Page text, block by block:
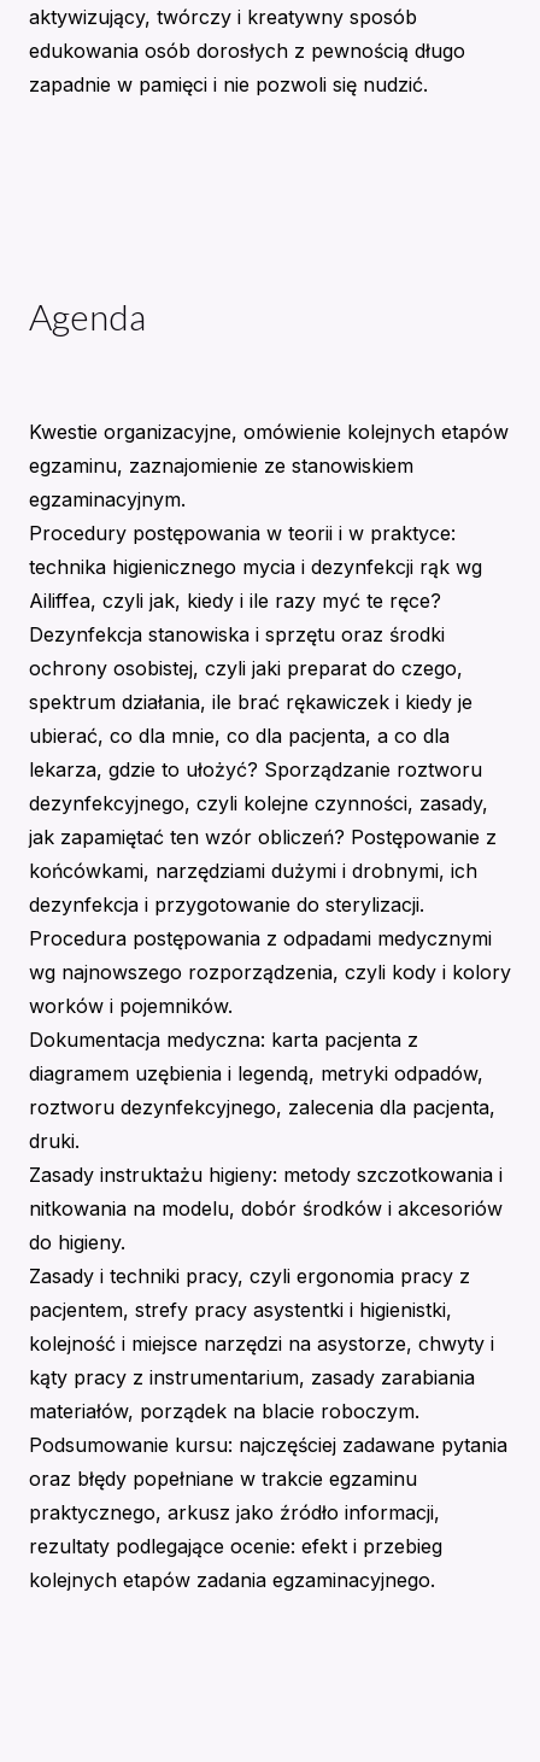
aktywizujący, twórczy i kreatywny sposób
edukowania osób dorosłych z pewnością długo
zapadnie w pamięci i nie pozwoli się nudzić.
Agenda
Kwestie organizacyjne, omówienie kolejnych etapów
egzaminu, zaznajomienie ze stanowiskiem
egzaminacyjnym.
Procedury postępowania w teorii i w praktyce:
technika higienicznego mycia i dezynfekcji rąk wg
Ailiffea, czyli jak, kiedy i ile razy myć te ręce?
Dezynfekcja stanowiska i sprzętu oraz środki
ochrony osobistej, czyli jaki preparat do czego,
spektrum działania, ile brać rękawiczek i kiedy je
ubierać, co dla mnie, co dla pacjenta, a co dla
lekarza, gdzie to ułożyć? Sporządzanie roztworu
dezynfekcyjnego, czyli kolejne czynności, zasady,
jak zapamiętać ten wzór obliczeń? Postępowanie z
końcówkami, narzędziami dużymi i drobnymi, ich
dezynfekcja i przygotowanie do sterylizacji.
Procedura postępowania z odpadami medycznymi
wg najnowszego rozporządzenia, czyli kody i kolory
worków i pojemników.
Dokumentacja medyczna: karta pacjenta z
diagramem uzębienia i legendą, metryki odpadów,
roztworu dezynfekcyjnego, zalecenia dla pacjenta,
druki.
Zasady instruktażu higieny: metody szczotkowania i
nitkowania na modelu, dobór środków i akcesoriów
do higieny.
Zasady i techniki pracy, czyli ergonomia pracy z
pacjentem, strefy pracy asystentki i higienistki,
kolejność i miejsce narzędzi na asystorze, chwyty i
kąty pracy z instrumentarium, zasady zarabiania
materiałów, porządek na blacie roboczym.
Podsumowanie kursu: najczęściej zadawane pytania
oraz błędy popełniane w trakcie egzaminu
praktycznego, arkusz jako źródło informacji,
rezultaty podlegające ocenie: efekt i przebieg
kolejnych etapów zadania egzaminacyjnego.